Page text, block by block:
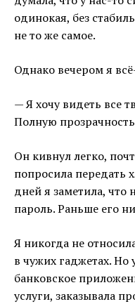
одинокая, без
не то же самое.
Однако вечером я
— Я хочу видеть все
Полную
Он кивнул легко,
попросила передать
дней я заметила, что
пароль. Раньше его
Я никогда не
в чужих гаджетах.
банковское
услуги, заказывала